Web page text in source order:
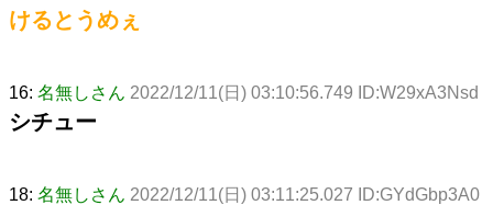
けるとうめぇ
16: 名無しさん 2022/12/11(日) 03:10:56.749 ID:W29xA3Nsd
シチュー
18: 名無しさん 2022/12/11(日) 03:11:25.027 ID:GYdGbp3A0